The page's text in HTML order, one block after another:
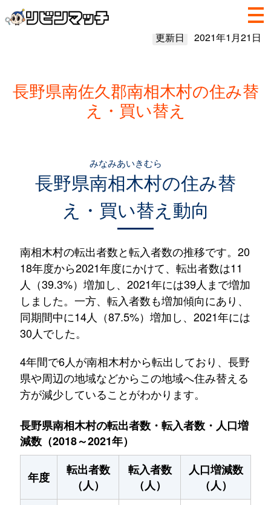
更新日 2021年1月21日
長野県南佐久郡南相木村の住み替
え・買い替え
長野県南相木村
みなみあいきむら
の住み替
え・買い替え動向
南相木村の転出者数と転入者数の推移です。20
18年度から2021年度にかけて、転出者数は11
人（39.3%）増加し、2021年には39人まで増加
しました。一方、転入者数も増加傾向にあり、
同期間中に14人（87.5%）増加し、2021年には
30人でした。
4年間で6人が南相木村から転出しており、長野
県や周辺の地域などからこの地域へ住み替える
方が減少していることがわかります。
長野県南相木村の転出者数・転入者数・人口増
減数（2018～2021年）
年度
転出者数
（人）
転入者数
（人）
人口増減数
（人）